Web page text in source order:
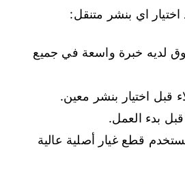
اي بنشر متنقل:
لديه خبرة واسعة في جميع
قبل اختيار بنشر معين.
بدء العمل.
قطع غيار أصلية عالية